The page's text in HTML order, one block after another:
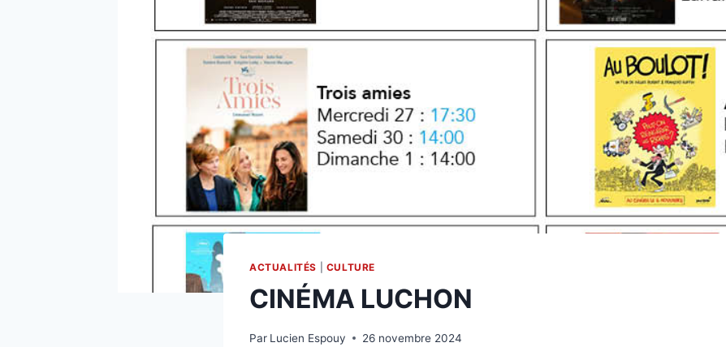
ACTUALITÉS CULTURE
CINÉMA LUCHON
Par Lucien Espouy 26 novembre 2024